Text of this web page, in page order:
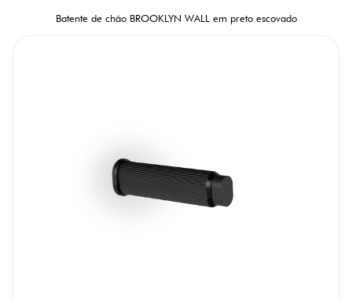
Batente de chão BROOKLYN WALL em preto escovado